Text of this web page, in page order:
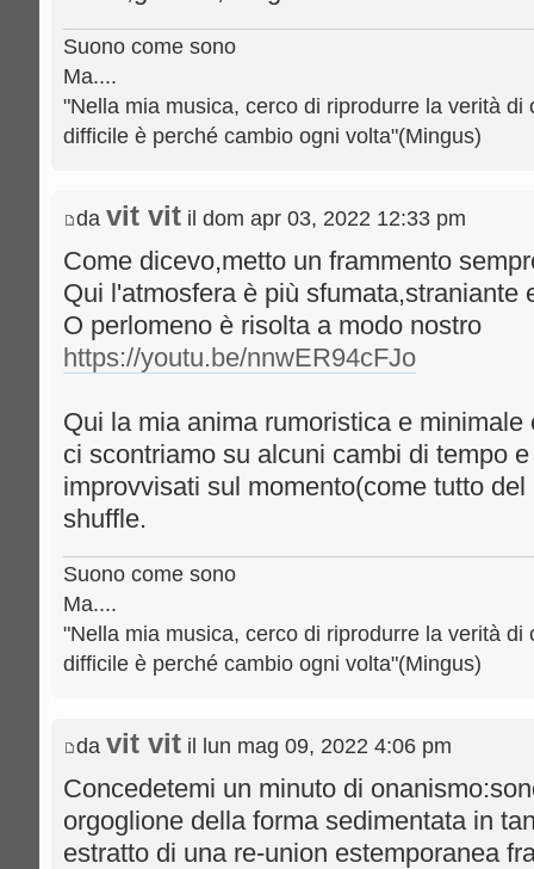
Suono come sono
Ma....
"Nella mia musica, cerco di riprodurre la verità
difficile è perché cambio ogni volta"(Mingus)
da vit vit il dom apr 03, 2022 12:33 pm
Come dicevo,metto un frammento
Qui l'atmosfera è più sfumata,straniante
O perlomeno è risolta a modo nostro
https://youtu.be/nnwER94cFJo
Qui la mia anima rumoristica e
ci scontriamo su alcuni cambi di tempo
improvvisati sul momento(come tutto
shuffle.
Suono come sono
Ma....
"Nella mia musica, cerco di riprodurre la verità
difficile è perché cambio ogni volta"(Mingus)
da vit vit il lun mag 09, 2022 4:06 pm
Concedetemi un minuto di
orgoglione della forma sedimentata in
estratto di una re-union estemporanea